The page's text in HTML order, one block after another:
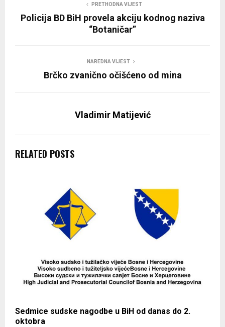
PRETHODNA VIJEST
Policija BD BiH provela akciju kodnog naziva
“Botaničar”
NAREDNA VIJEST
Brčko zvanično očišćeno od mina
Vladimir Matijević
RELATED POSTS
Sedmice sudske nagodbe u BiH od danas do 2.
oktobra